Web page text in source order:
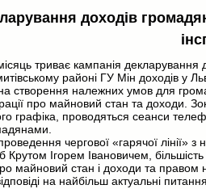
доходів громадян
триває кампанія
районі ГУ Мін доходів у
створення належних умов для
про майновий стан та доходи.
графіка, проводяться сеанси
чергової «гарячої лінії»
Крутом Ігорем Івановичем,
майновий стан і доходи та
на найбільш актуальні